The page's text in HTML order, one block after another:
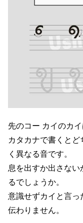
先のコー カイのカ
カタカナで書くと
く異なる音です。
息を出すか出さな
るでしょうか。
意識せずカイと言っ
伝わりません。